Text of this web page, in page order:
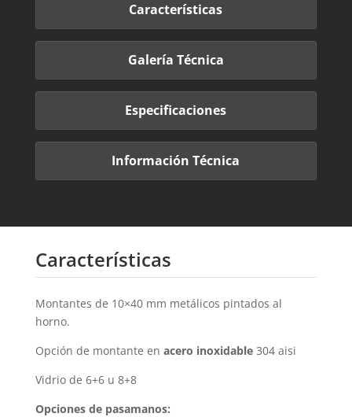
Características
Galería Técnica
Especificaciones
Información Técnica
Características
Montantes de 10×40 mm metálicos pintados al
horno.
Opción de montante en acero inoxidable304 aisi
Vidrio de 6+6 u 8+8
Opciones de pasamanos: